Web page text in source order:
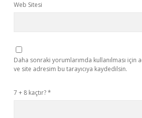
Web Sitesi
Daha sonraki yorumlarımda kullanılması için
ve site adresim bu tarayıcıya kaydedilsin.
7 + 8 kaçtır?*